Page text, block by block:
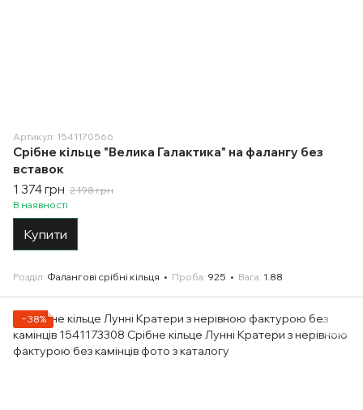
Артикул: 1541170566
Срібне кільце "Велика Галактика" на фалангу без
вставок
1 374 грн 2 198 грн
В наявності
Купити
Розділ Фалангові срібні кільця Проба 925 Вага 1.88
−38%